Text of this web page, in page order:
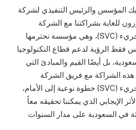
المؤسس والرئيس التنفيذي لشركة
للغاية بشراكتنا مع الشركة
السعودية للاستثمار الجريء (SVC)، وهي مؤسسة نحترمها
فقط الرؤية لدعم قطاع التكنولوجيا
بل أيضًا القيم والمبادئ التي
الشراكة مع فريق الشركة
السعودية للاستثمار الجريء (SVC) خطوة نوعية إلى الأمام،
الإيجابي الذي يمكننا تحقيقه معاً
في السعودية على مدار السنوات